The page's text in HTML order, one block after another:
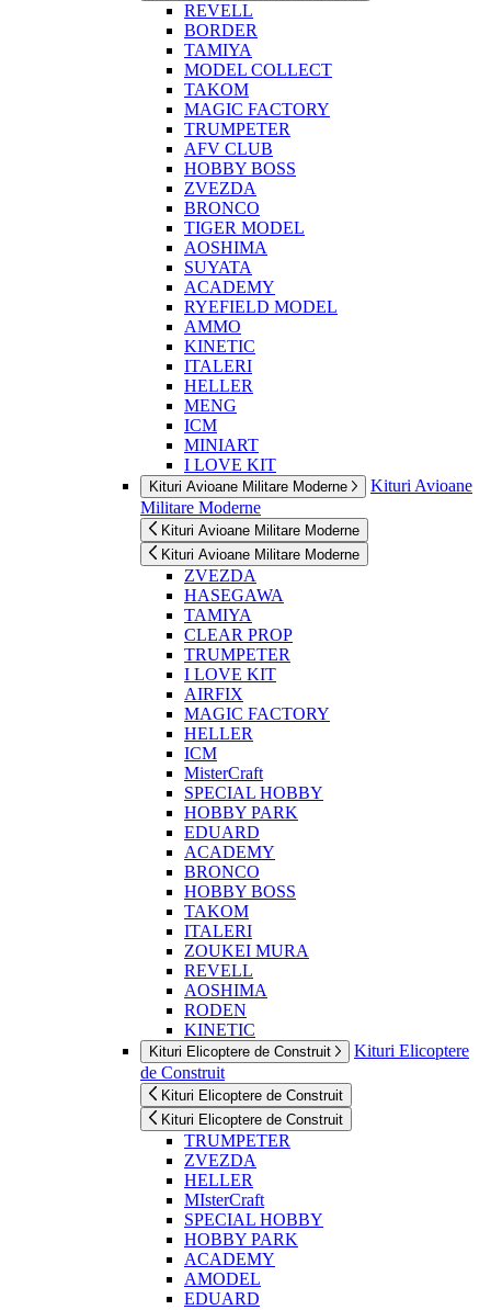
REVELL
BORDER
TAMIYA
MODEL COLLECT
TAKOM
MAGIC FACTORY
TRUMPETER
AFV CLUB
HOBBY BOSS
ZVEZDA
BRONCO
TIGER MODEL
AOSHIMA
SUYATA
ACADEMY
RYEFIELD MODEL
AMMO
KINETIC
ITALERI
HELLER
MENG
ICM
MINIART
I LOVE KIT
Kituri Avioane Militare Moderne
Kituri Avioane
Militare Moderne
Kituri Avioane Militare Moderne
Kituri Avioane Militare Moderne
ZVEZDA
HASEGAWA
TAMIYA
CLEAR PROP
TRUMPETER
I LOVE KIT
AIRFIX
MAGIC FACTORY
HELLER
ICM
MisterCraft
SPECIAL HOBBY
HOBBY PARK
EDUARD
ACADEMY
BRONCO
HOBBY BOSS
TAKOM
ITALERI
ZOUKEI MURA
REVELL
AOSHIMA
RODEN
KINETIC
Kituri Elicoptere de Construit
Kituri Elicoptere
de Construit
Kituri Elicoptere de Construit
Kituri Elicoptere de Construit
TRUMPETER
ZVEZDA
HELLER
MIsterCraft
SPECIAL HOBBY
HOBBY PARK
ACADEMY
AMODEL
EDUARD